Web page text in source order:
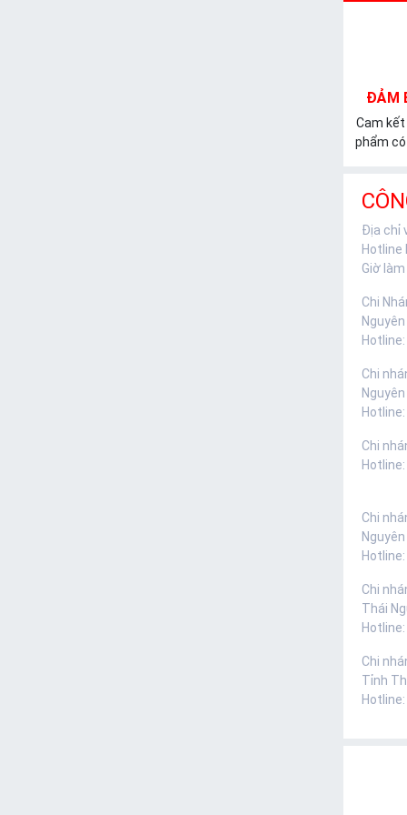
ĐẢM
Cam
phẩm
Địa chỉ
Hotline
Giờ
Chi
Nguyên
Hotline:
Chi
Nguyên
Hotline:
Chi
Hotline:
Chi
Nguyên
Hotline:
Chi
Thái
Hotline:
Chi
Tỉnh
Hotline: